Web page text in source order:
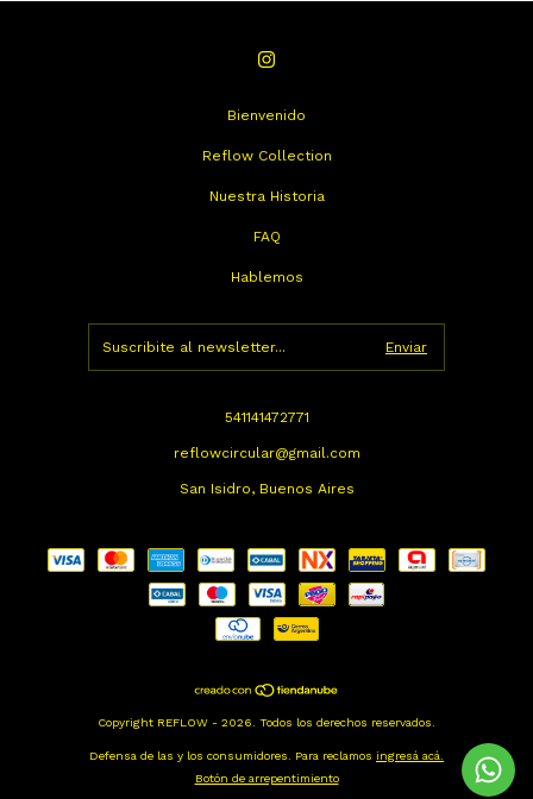
Bienvenido
Reflow Collection
Nuestra Historia
FAQ
Hablemos
541141472771
reflowcircular@gmail.com
San Isidro, Buenos Aires
Copyright REFLOW - 2026. Todos los derechos reservados.
Defensa de las y los consumidores. Para reclamos ingresá acá.
Botón de arrepentimiento